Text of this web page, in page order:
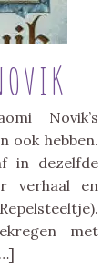
Novik’s
ook hebben.
in dezelfde
verhaal en
met